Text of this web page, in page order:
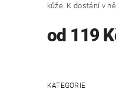
kůže. K dostání v
od 119
KATEGORIE